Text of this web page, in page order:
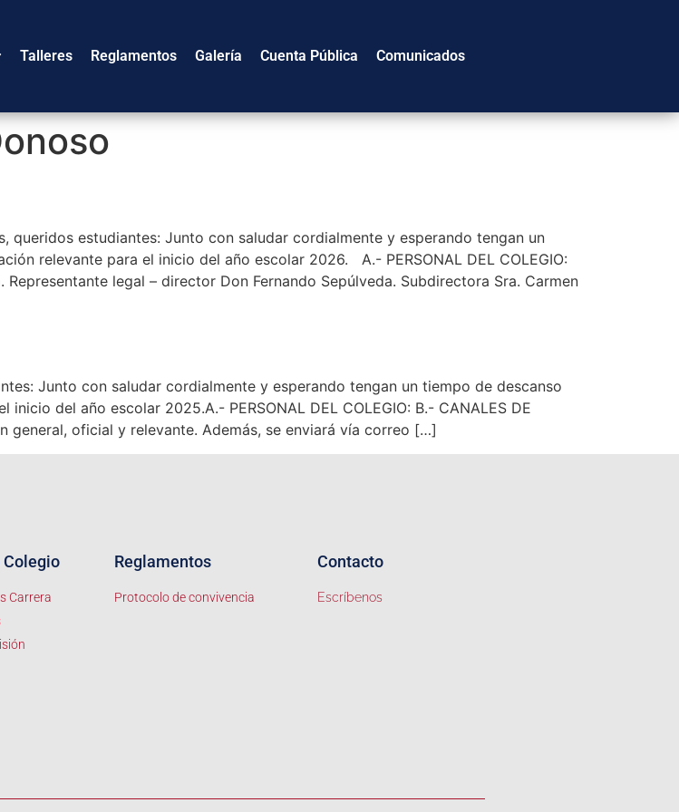
Talleres Reglamentos Galería Cuenta Pública Comunicados
queridos estudiantes: Junto con saludar cordialmente y esperando tengan un
relevante para el inicio del año escolar 2026. A.- PERSONAL DEL COLEGIO:
legal – director Don Fernando Sepúlveda. Subdirectora Sra. Carmen
Junto con saludar cordialmente y esperando tengan un tiempo de descanso
del año escolar 2025.A.- PERSONAL DEL COLEGIO: B.- CANALES DE
general, oficial y relevante. Además, se enviará vía correo […]
Colegio
Carrera
Reglamentos
Protocolo de convivencia
Contacto
Escríbenos